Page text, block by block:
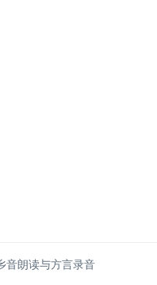
音朗读与方言录音